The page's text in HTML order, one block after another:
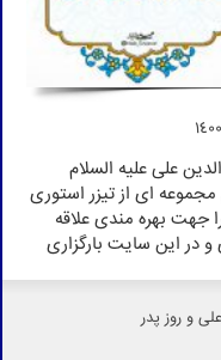
علی علیه السلام
مجموعه ای از تیزر استوری
جهت بهره مندی علاقه
در این سایت بارگزاری
و روز پدر